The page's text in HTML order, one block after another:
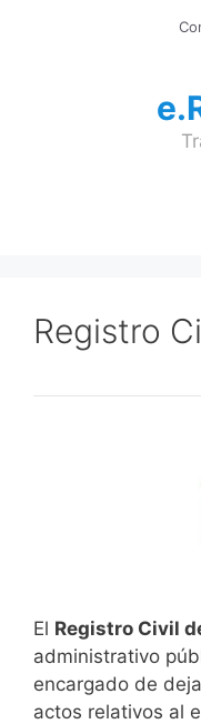
Registro
El Registro Civil
administrativo
encargado de
actos relativos al